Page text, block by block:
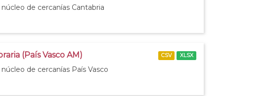
de cercanías Cantabria
(País Vasco AM)
de cercanías País Vasco
CSV XLSX